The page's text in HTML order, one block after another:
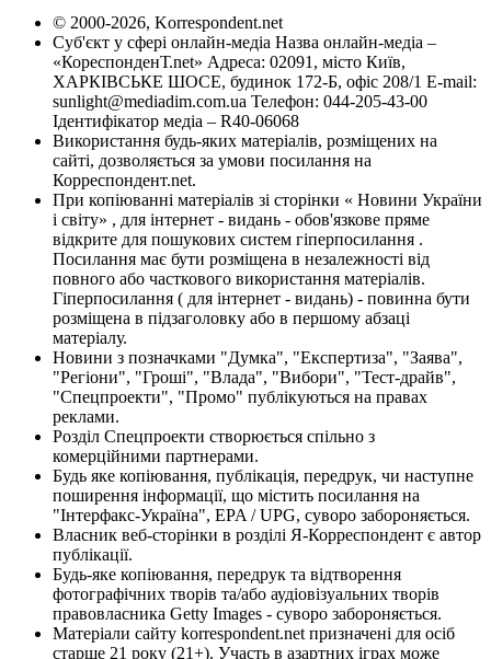
© 2000-2026, Korrespondent.net
Суб'єкт у сфері онлайн-медіа Назва онлайн-медіа –
«КореспонденТ.net» Адреса: 02091, місто Київ,
ХАРКІВСЬКЕ ШОСЕ, будинок 172-Б, офіс 208/1 E-mail:
sunlight@mediadim.com.ua Телефон: 044-205-43-00
Ідентифікатор медіа – R40-06068
Використання будь-яких матеріалів, розміщених на
сайті, дозволяється за умови посилання на
Корреспондент.net.
При копіюванні матеріалів зі сторінки « Новини України
і світу» , для інтернет - видань - обов'язкове пряме
відкрите для пошукових систем гіперпосилання .
Посилання має бути розміщена в незалежності від
повного або часткового використання матеріалів.
Гіперпосилання ( для інтернет - видань) - повинна бути
розміщена в підзаголовку або в першому абзаці
матеріалу.
Новини з позначками "Думка", "Експертиза", "Заява",
"Регіони", "Гроші", "Влада", "Вибори", "Тест-драйв",
"Спецпроекти", "Промо" публікуються на правах
реклами.
Розділ Спецпроекти створюється спільно з
комерційними партнерами.
Будь яке копіювання, публікація, передрук, чи наступне
поширення інформації, що містить посилання на
"Інтерфакс-Україна", EPA / UPG, суворо забороняється.
Власник веб-сторінки в розділі Я-Корреспондент є автор
публікації.
Будь-яке копіювання, передрук та відтворення
фотографічних творів та/або аудіовізуальних творів
правовласника Getty Images - суворо забороняється.
Матеріали сайту korrespondent.net призначені для осіб
старше 21 року (21+). Участь в азартних іграх може